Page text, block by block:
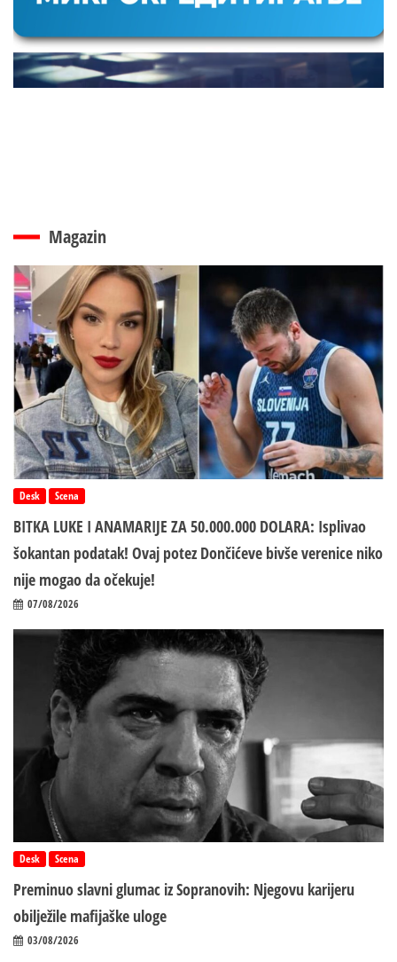
Magazin
Desk Scena
BITKA LUKE I ANAMARIJE ZA 50.000.000 DOLARA: Isplivao
šokantan podatak! Ovaj potez Dončićeve bivše verenice niko
nije mogao da očekuje!
07/08/2026
Desk Scena
Preminuo slavni glumac iz Sopranovih: Njegovu karijeru
obilježile mafijaške uloge
03/08/2026